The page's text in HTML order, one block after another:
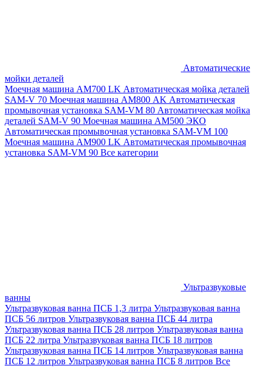
Автоматические
мойки деталей
Моечная машина AM700 LK Автоматическая мойка деталей
SAM-V 70 Моечная машина АМ800 AK Автоматическая
промывочная установка SAM-VM 80 Автоматическая мойка
деталей SAM-V 90 Моечная машина АМ500 ЭКО
Автоматическая промывочная установка SAM-VM 100
Моечная машина AM900 LK Автоматическая промывочная
установка SAM-VM 90 Все категории
Ультразвуковые
ванны
Ультразвуковая ванна ПСБ 1,3 литра Ультразвуковая ванна
ПСБ 56 литров Ультразвуковая ванна ПСБ 44 литра
Ультразвуковая ванна ПСБ 28 литров Ультразвуковая ванна
ПСБ 22 литра Ультразвуковая ванна ПСБ 18 литров
Ультразвуковая ванна ПСБ 14 литров Ультразвуковая ванна
ПСБ 12 литров Ультразвуковая ванна ПСБ 8 литров Все